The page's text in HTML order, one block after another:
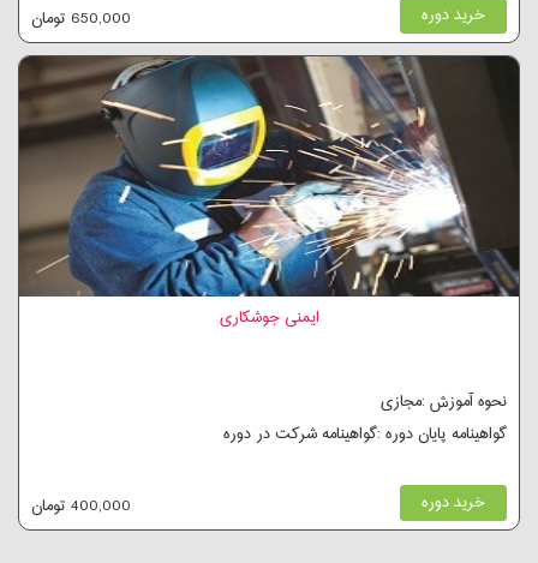
خرید دوره 650,000 تومان
ایمنی جوشکاری
نحوه آموزش :مجازی
گواهینامه پایان دوره :گواهینامه شرکت در دوره
خرید دوره 400,000 تومان